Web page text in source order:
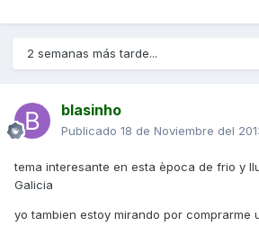
2 semanas más tarde...
blasinho
Publicado 18 de Noviembre del
tema interesante en esta època de frio y
Galicia
yo tambien estoy mirando por comprarme